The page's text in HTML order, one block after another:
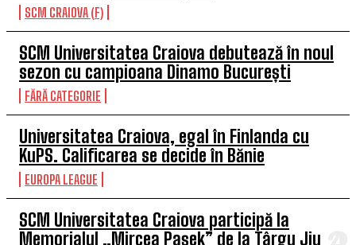
SCM CRAIOVA (F)
SCM Universitatea Craiova debutează în noul
sezon cu campioana Dinamo București
FĂRĂ CATEGORIE
Universitatea Craiova, egal în Finlanda cu
KuPS. Calificarea se decide în Bănie
EUROPA LEAGUE
SCM Universitatea Craiova participă la
Memorialul „Mircea Pașek” de la Târgu Jiu